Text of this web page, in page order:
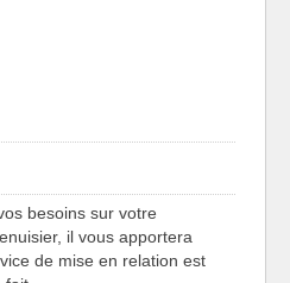
besoins sur votre
il vous apportera
de mise en relation est